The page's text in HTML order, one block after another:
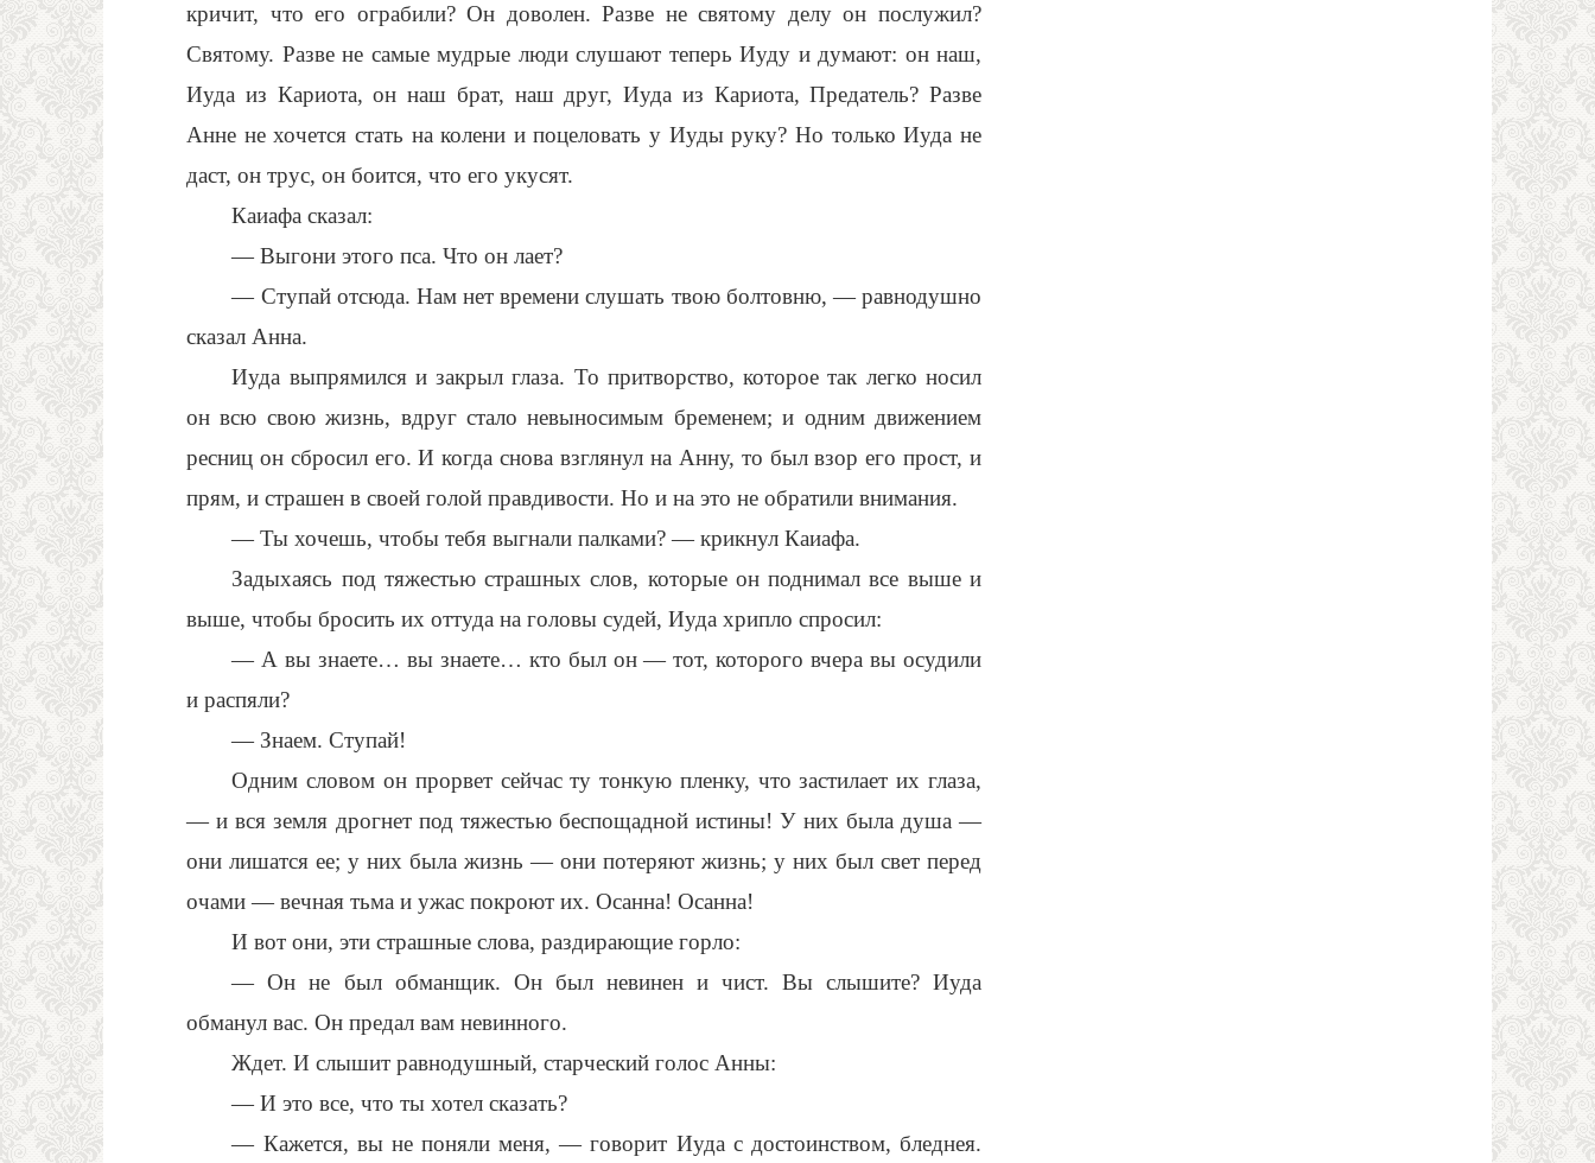
кричит, что его ограбили? Он доволен. Разве не святому делу он послужил?
Святому. Разве не самые мудрые люди слушают теперь Иуду и думают: он наш,
Иуда из Кариота, он наш брат, наш друг, Иуда из Кариота, Предатель? Разве
Анне не хочется стать на колени и поцеловать у Иуды руку? Но только Иуда не
даст, он трус, он боится, что его укусят.
Каиафа сказал:
— Выгони этого пса. Что он лает?
— Ступай отсюда. Нам нет времени слушать твою болтовню, — равнодушно
сказал Анна.
Иуда выпрямился и закрыл глаза. То притворство, которое так легко носил
он всю свою жизнь, вдруг стало невыносимым бременем; и одним движением
ресниц он сбросил его. И когда снова взглянул на Анну, то был взор его прост, и
прям, и страшен в своей голой правдивости. Но и на это не обратили внимания.
— Ты хочешь, чтобы тебя выгнали палками? — крикнул Каиафа.
Задыхаясь под тяжестью страшных слов, которые он поднимал все выше и
выше, чтобы бросить их оттуда на головы судей, Иуда хрипло спросил:
— А вы знаете… вы знаете… кто был он — тот, которого вчера вы осудили
и распяли?
— Знаем. Ступай!
Одним словом он прорвет сейчас ту тонкую пленку, что застилает их глаза,
— и вся земля дрогнет под тяжестью беспощадной истины! У них была душа —
они лишатся ее; у них была жизнь — они потеряют жизнь; у них был свет перед
очами — вечная тьма и ужас покроют их. Осанна! Осанна!
И вот они, эти страшные слова, раздирающие горло:
— Он не был обманщик. Он был невинен и чист. Вы слышите? Иуда
обманул вас. Он предал вам невинного.
Ждет. И слышит равнодушный, старческий голос Анны:
— И это все, что ты хотел сказать?
— Кажется, вы не поняли меня, — говорит Иуда с достоинством, бледнея.